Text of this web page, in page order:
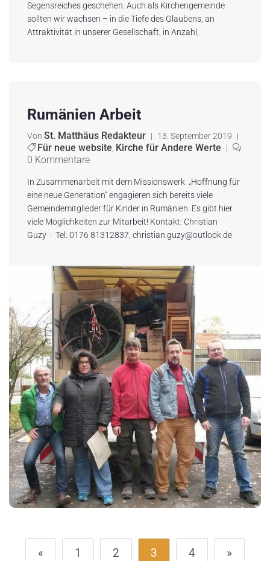
Segensreiches geschehen. Auch als Kirchengemeinde
sollten wir wachsen – in die Tiefe des Glaubens, an
Attraktivität in unserer Gesellschaft, in Anzahl,
Rumänien Arbeit
Von St. Matthäus Redakteur | 13. September 2019 |
Für neue website Kirche für Andere Werte |
0 Kommentare
In Zusammenarbeit mit dem Missionswerk „Hoffnung für
eine neue Generation“ engagieren sich bereits viele
Gemeindemitglieder für Kinder in Rumänien. Es gibt hier
viele Möglichkeiten zur Mitarbeit! Kontakt: Christian
Guzy · Tel: 0176 81312837‬, christian.guzy@outlook.de
« 1 2 3 4 »